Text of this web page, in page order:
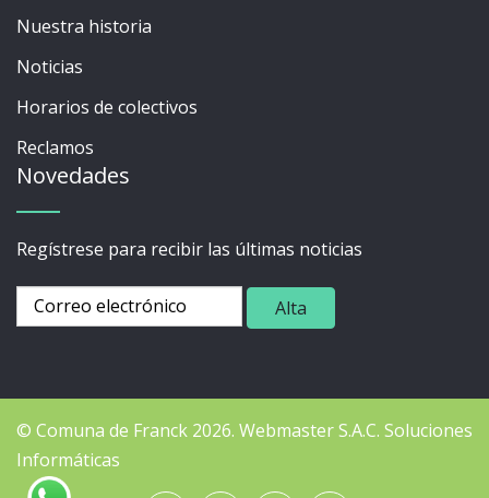
Nuestra historia
Noticias
Horarios de colectivos
Reclamos
Novedades
Regístrese para recibir las últimas noticias
© Comuna de Franck 2026. WebmasterS.A.C. Soluciones
Informáticas